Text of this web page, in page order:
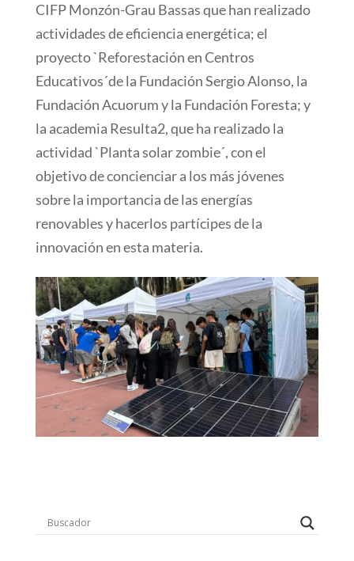
CIFP Monzón-Grau Bassas que han realizado
actividades de eficiencia energética; el
proyecto `Reforestación en Centros
Educativos´de la Fundación Sergio Alonso, la
Fundación Acuorum y la Fundación Foresta; y
la academia Resulta2, que ha realizado la
actividad `Planta solar zombie´, con el
objetivo de concienciar a los más jóvenes
sobre la importancia de las energías
renovables y hacerlos partícipes de la
innovación en esta materia.